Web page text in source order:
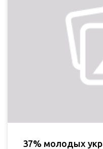
37% молодых